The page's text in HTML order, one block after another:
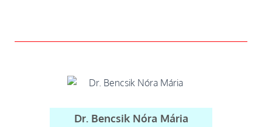
Dr. Bencsik Nóra Mária